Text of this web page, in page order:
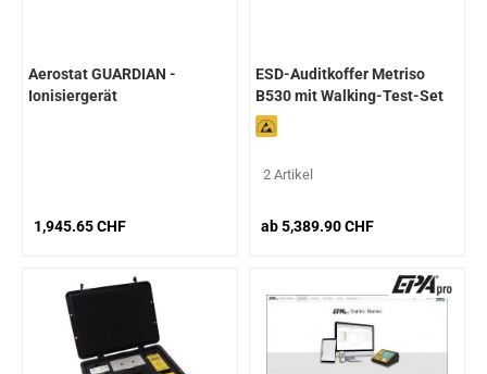
Aerostat GUARDIAN -
Ionisiergerät
1,945.65 CHF
ESD-Auditkoffer Metriso
B530 mit Walking-Test-Set
und Elektrode
2 Artikel
ab 5,389.90 CHF